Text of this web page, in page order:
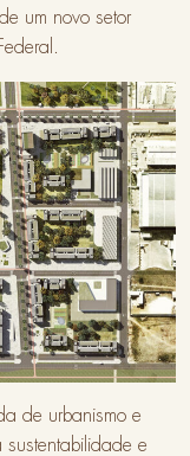
um novo setor
de urbanismo e
sustentabilidade e